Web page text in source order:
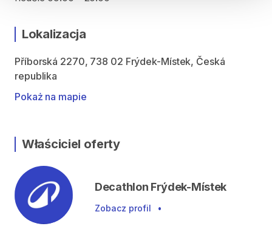
Lokalizacja
Příborská 2270, 738 02 Frýdek-Místek, Česká
republika
Pokaż na mapie
Właściciel oferty
Decathlon Frýdek-Místek
Zobacz profil •